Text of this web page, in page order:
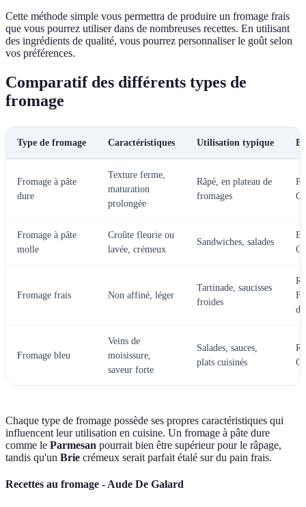
Cette méthode simple vous permettra de produire un fromage frais
que vous pourrez utiliser dans de nombreuses recettes. En utilisant
des ingrédients de qualité, vous pourrez personnaliser le goût selon
vos préférences.
Comparatif des différents types de
fromage
Type de fromage Caractéristiques Utilisation typique
Fromage à pâte
dure
Texture ferme,
maturation
prolongée
Râpé, en plateau de
fromages
Fromage à pâte
molle
Croûte fleurie ou
lavée, crémeux
Sandwiches, salades
Fromage frais Non affiné, léger
Tartinade, saucisses
froides
Fromage bleu
Veins de
moisissure,
saveur forte
Salades, sauces,
plats cuisinés
Chaque type de fromage possède ses propres caractéristiques qui
influencent leur utilisation en cuisine. Un fromage à pâte dure
comme le Parmesan pourrait bien être supérieur pour le râpage,
tandis qu'un Brie crémeux serait parfait étalé sur du pain frais.
Recettes au fromage - Aude De Galard